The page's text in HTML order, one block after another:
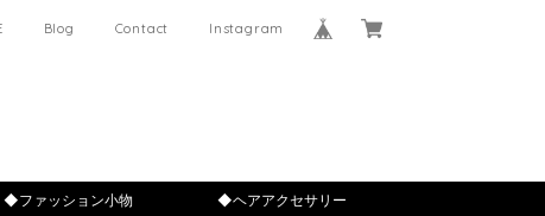
Blog Contact Instagram
◆ファッション小物 ◆ヘアアクセサリー